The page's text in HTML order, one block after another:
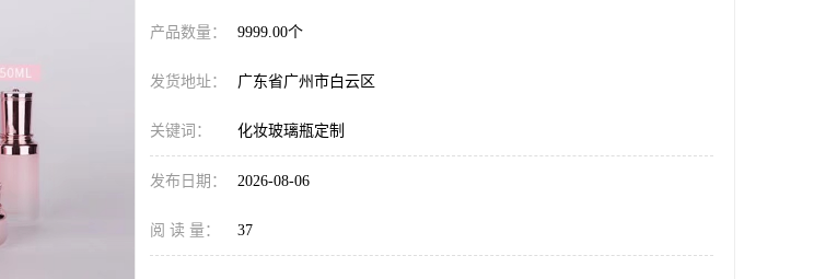
产品数量： 9999.00个
发货地址： 广东省广州市白云区
关键词： 化妆玻璃瓶定制
发布日期： 2026-08-06
阅 读 量： 37